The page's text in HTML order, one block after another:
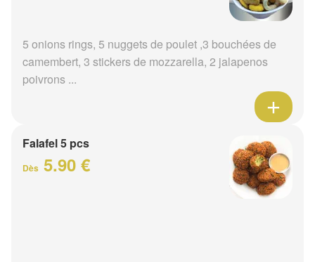
5 onions rings, 5 nuggets de poulet ,3 bouchées de
camembert, 3 stickers de mozzarella, 2 jalapenos
poivrons ...
Falafel 5 pcs
Dès 5.90 €